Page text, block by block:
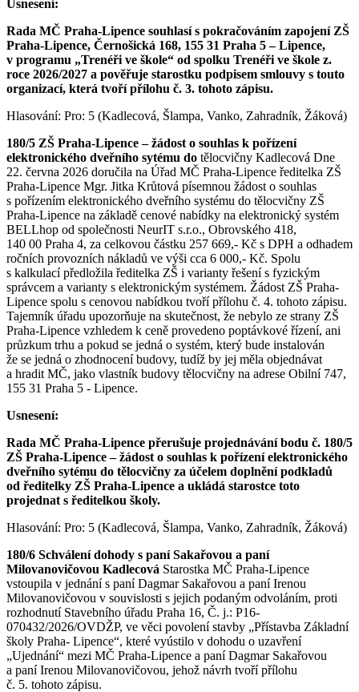
Usnesení:
Rada MČ Praha-Lipence souhlasí s pokračováním zapojení ZŠ
Praha-Lipence, Černošická 168, 155 31 Praha 5 – Lipence,
v programu „Trenéři ve škole“ od spolku Trenéři ve škole z.
roce 2026/2027 a pověřuje starostku podpisem smlouvy s touto
organizací, která tvoří přílohu č. 3. tohoto zápisu.
Hlasování: Pro: 5 (Kadlecová, Šlampa, Vanko, Zahradník, Žáková)
180/5 ZŠ Praha-Lipence – žádost o souhlas k pořízení
elektronického dveřního sytému do tělocvičny Kadlecová Dne
22. června 2026 doručila na Úřad MČ Praha-Lipence ředitelka ZŠ
Praha-Lipence Mgr. Jitka Krůtová písemnou žádost o souhlas
s pořízením elektronického dveřního systému do tělocvičny ZŠ
Praha-Lipence na základě cenové nabídky na elektronický systém
BELLhop od společnosti NeurIT s.r.o., Obrovského 418,
140 00 Praha 4, za celkovou částku 257 669,- Kč s DPH a odhadem
ročních provozních nákladů ve výši cca 6 000,- Kč. Spolu
s kalkulací předložila ředitelka ZŠ i varianty řešení s fyzickým
správcem a varianty s elektronickým systémem. Žádost ZŠ Praha-
Lipence spolu s cenovou nabídkou tvoří přílohu č. 4. tohoto zápisu.
Tajemník úřadu upozorňuje na skutečnost, že nebylo ze strany ZŠ
Praha-Lipence vzhledem k ceně provedeno poptávkové řízení, ani
průzkum trhu a pokud se jedná o systém, který bude instalován
že se jedná o zhodnocení budovy, tudíž by jej měla objednávat
a hradit MČ, jako vlastník budovy tělocvičny na adrese Obilní 747,
155 31 Praha 5 - Lipence.
Usnesení:
Rada MČ Praha-Lipence přerušuje projednávání bodu č. 180/5
ZŠ Praha-Lipence – žádost o souhlas k pořízení elektronického
dveřního sytému do tělocvičny za účelem doplnění podkladů
od ředitelky ZŠ Praha-Lipence a ukládá starostce toto
projednat s ředitelkou školy.
Hlasování: Pro: 5 (Kadlecová, Šlampa, Vanko, Zahradník, Žáková)
180/6 Schválení dohody s paní Sakařovou a paní
Milovanovičovou Kadlecová Starostka MČ Praha-Lipence
vstoupila v jednání s paní Dagmar Sakařovou a paní Irenou
Milovanovičovou v souvislosti s jejich podaným odvoláním, proti
rozhodnutí Stavebního úřadu Praha 16, Č. j.: P16-
070432/2026/OVDŽP, ve věci povolení stavby „Přístavba Základní
školy Praha- Lipence“, které vyústilo v dohodu o uzavření
„Ujednání“ mezi MČ Praha-Lipence a paní Dagmar Sakařovou
a paní Irenou Milovanovičovou, jehož návrh tvoří přílohu
č. 5. tohoto zápisu.